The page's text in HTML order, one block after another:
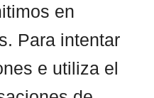
en
Para intentar
e utiliza el